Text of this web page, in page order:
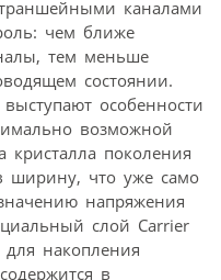
каналами
чем ближе
тем меньше
состоянии.
особенности
возможной
кристалла поколения
ширину, что уже само
напряжения
слой Carrier
накопления
в